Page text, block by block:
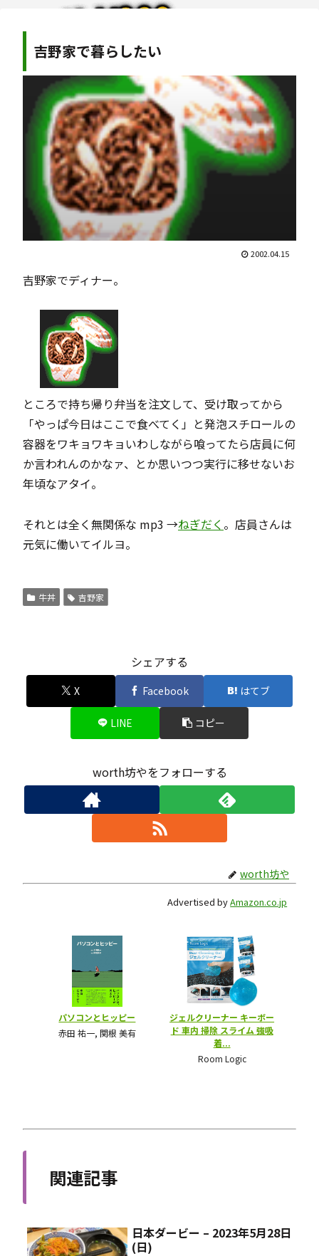
吉野家で暮らしたい
2002.04.15
吉野家でディナー。
ところで持ち帰り弁当を注文して、受け取ってから
「やっぱ今日はここで食べてく」と発泡スチロールの
容器をワキョワキョいわしながら喰ってたら店員に何
か言われんのかなァ、とか思いつつ実行に移せないお
年頃なアタイ。
それとは全く無関係な mp3 →ねぎだく 。店員さんは
元気に働いてイルヨ。
牛丼 吉野家
シェアする
X Facebook はてブ
LINE コピー
worth坊やをフォローする
worth坊や
Advertised byAmazon.co.jp
関連記事
日本ダービー – 2023年5月28日
(日)